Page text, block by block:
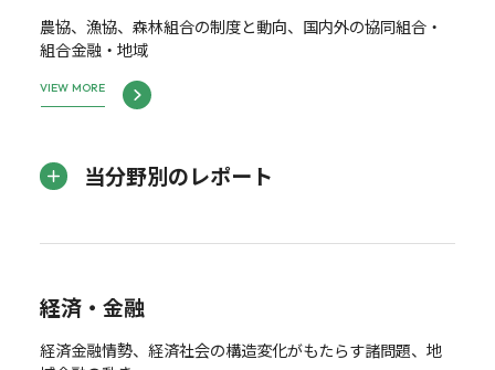
農協、漁協、森林組合の制度と動向、国内外の協同組合・
組合金融・地域
VIEW MORE
当分野別のレポート
経済・金融
経済金融情勢、経済社会の構造変化がもたらす諸問題、地